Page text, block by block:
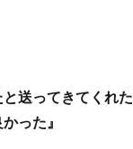
送ってきてくれた
った』